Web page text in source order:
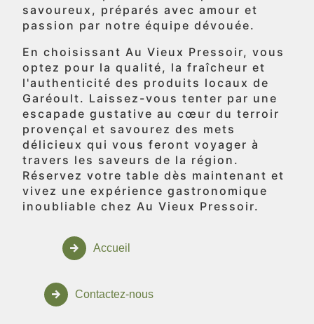
savoureux, préparés avec amour et
passion par notre équipe dévouée.
En choisissant Au Vieux Pressoir, vous
optez pour la qualité, la fraîcheur et
l'authenticité des produits locaux de
Garéoult. Laissez-vous tenter par une
escapade gustative au cœur du terroir
provençal et savourez des mets
délicieux qui vous feront voyager à
travers les saveurs de la région.
Réservez votre table dès maintenant et
vivez une expérience gastronomique
inoubliable chez Au Vieux Pressoir.
Accueil
Contactez-nous